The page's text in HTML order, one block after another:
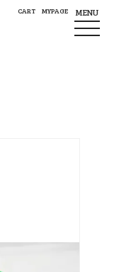
CART MYPAGE MENU